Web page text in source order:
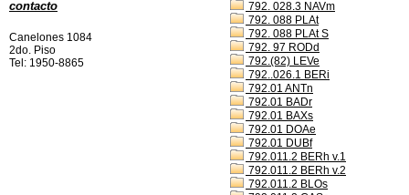
792. 028.3 NAVm
792. 088 PLAt
792. 088 PLAt S
792. 97 RODd
792.(82) LEVe
792..026.1 BERi
792.01 ANTn
792.01 BADr
792.01 BAXs
792.01 DOAe
792.01 DUBf
792.011.2 BERh v.1
792.011.2 BERh v.2
792.011.2 BLOs
contacto
Canelones 1084
2do. Piso
Tel: 1950-8865